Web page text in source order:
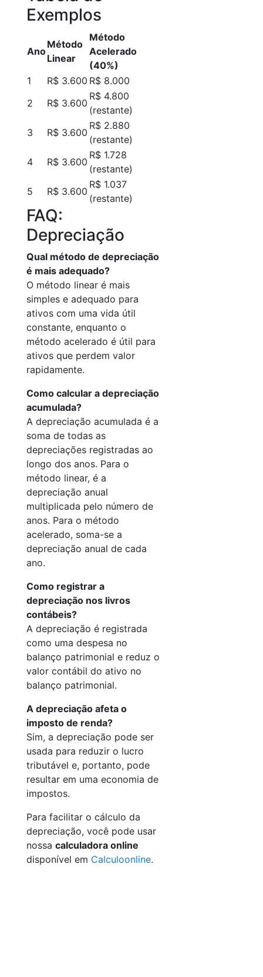
Exemplos
Ano
Método
Linear
Método
Acelerado
(40%)
1
R$ 3.600 R$ 8.000
2
R$ 3.600
R$ 4.800
(restante)
3
R$ 3.600
R$ 2.880
(restante)
4
R$ 3.600
R$ 1.728
(restante)
5
R$ 3.600
R$ 1.037
(restante)
FAQ:
Depreciação
Qual método de depreciação
é mais adequado?
O método linear é mais
simples e adequado para
ativos com uma vida útil
constante, enquanto o
método acelerado é útil para
ativos que perdem valor
rapidamente.
Como calcular a depreciação
acumulada?
A depreciação acumulada é a
soma de todas as
depreciações registradas ao
longo dos anos. Para o
método linear, é a
depreciação anual
multiplicada pelo número de
anos. Para o método
acelerado, soma-se a
depreciação anual de cada
ano.
Como registrar a
depreciação nos livros
contábeis?
A depreciação é registrada
como uma despesa no
balanço patrimonial e reduz o
valor contábil do ativo no
balanço patrimonial.
A depreciação afeta o
imposto de renda?
Sim, a depreciação pode ser
usada para reduzir o lucro
tributável e, portanto, pode
resultar em uma economia de
impostos.
Para facilitar o cálculo da
depreciação, você pode usar
nossa calculadora online
disponível em Calculoonline.